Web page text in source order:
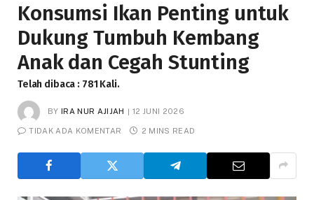
Konsumsi Ikan Penting untuk
Dukung Tumbuh Kembang
Anak dan Cegah Stunting
Telah dibaca : 781 Kali.
BY IRA NUR AJIJAH 12 JUNI 2026
TIDAK ADA KOMENTAR 2 MINS READ